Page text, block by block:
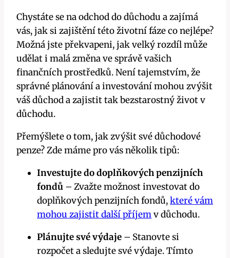
Chystáte se na odchod do důchodu a zajímá
vás, jak si zajištění této životní fáze co nejlépe?
Možná jste překvapeni, jak velký rozdíl může
udělat i malá změna ve správě vašich
finančních prostředků. Není tajemstvím, že
správné plánování a investování mohou zvýšit
váš důchod a zajistit tak bezstarostný život v
důchodu.
Přemýšlete o tom, jak zvýšit své důchodové
penze? Zde máme pro vás několik tipů:
Investujte do doplňkových penzijních
fondů – Zvažte možnost investovat do
doplňkových penzijních fondů,které vám
mohou zajistit další příjemv důchodu.
Plánujte své výdaje – Stanovte si
rozpočet a sledujte své výdaje. Tímto